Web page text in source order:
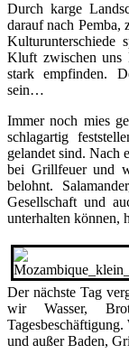
Durch karge
darauf nach
Kulturunterschiede
Kluft zwischen uns
stark empfinden.
sein…
Immer noch mies
schlagartig
gelandet sind. Nach
bei Grillfeuer und
belohnt.
Gesellschaft und
unterhalten können,
Der nächste Tag
wir Wasser,
und außer Baden,